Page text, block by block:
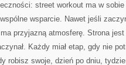
street workout ma w
wsparcie. Nawet jeśli
przyjazną atmosferę. Strona
Każdy miał etap, gdy nie
robisz swoje, dzień po dniu,